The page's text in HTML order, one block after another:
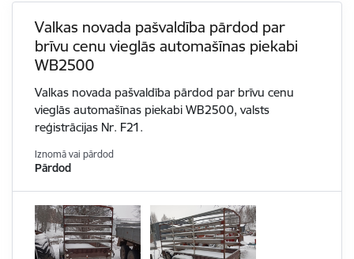
Valkas novada pašvaldība pārdod par
brīvu cenu vieglās automašīnas piekabi
WB2500
Valkas novada pašvaldība pārdod par brīvu cenu
vieglās automašīnas piekabi WB2500, valsts
reģistrācijas Nr. F21.
Iznomā vai pārdod
Pārdod